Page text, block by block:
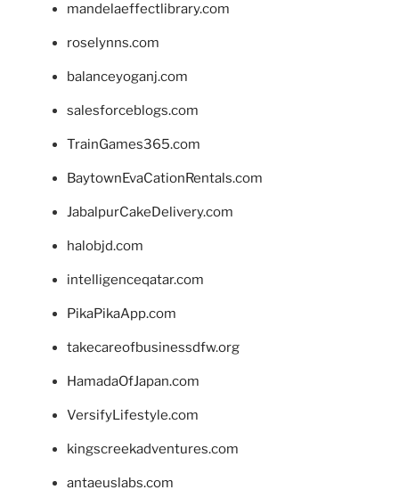
mandelaeffectlibrary.com
roselynns.com
balanceyoganj.com
salesforceblogs.com
TrainGames365.com
BaytownEvaCationRentals.com
JabalpurCakeDelivery.com
halobjd.com
intelligenceqatar.com
PikaPikaApp.com
takecareofbusinessdfw.org
HamadaOfJapan.com
VersifyLifestyle.com
kingscreekadventures.com
antaeuslabs.com